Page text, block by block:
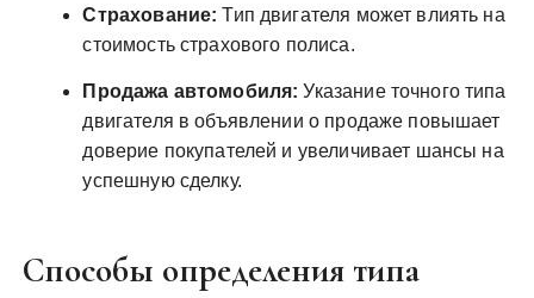
Страхование: Тип двигателя может влиять на
стоимость страхового полиса.
Продажа автомобиля: Указание точного типа
двигателя в объявлении о продаже повышает
доверие покупателей и увеличивает шансы на
успешную сделку.
Способы определения типа